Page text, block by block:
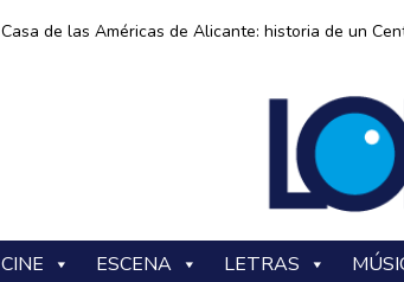
Casa de las Américas de Alicante: historia de un
CINE ESCENA LETRAS